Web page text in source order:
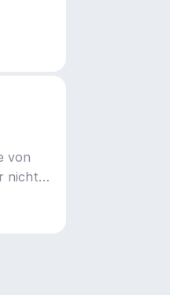
von
nicht